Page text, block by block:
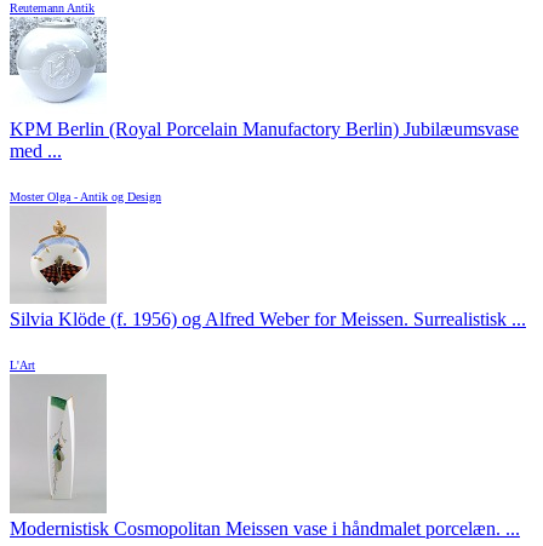
Reutemann Antik
KPM Berlin (Royal Porcelain Manufactory Berlin) Jubilæumsvase
med ...
Moster Olga - Antik og Design
Silvia Klöde (f. 1956) og Alfred Weber for Meissen. Surrealistisk ...
L'Art
Modernistisk Cosmopolitan Meissen vase i håndmalet porcelæn. ...